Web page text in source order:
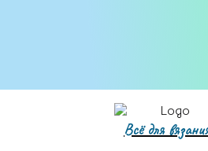
Всё для